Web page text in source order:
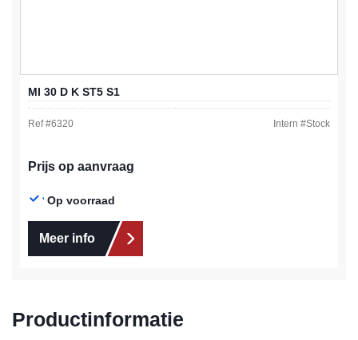
MI 30 D K ST5 S1
Ref #6320 Intern #Stock
Prijs op aanvraag
Op voorraad
Meer info
Productinformatie